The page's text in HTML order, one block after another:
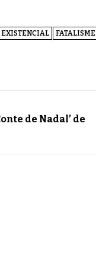
EXISTENCIAL FATALISME
de Nadal’ de